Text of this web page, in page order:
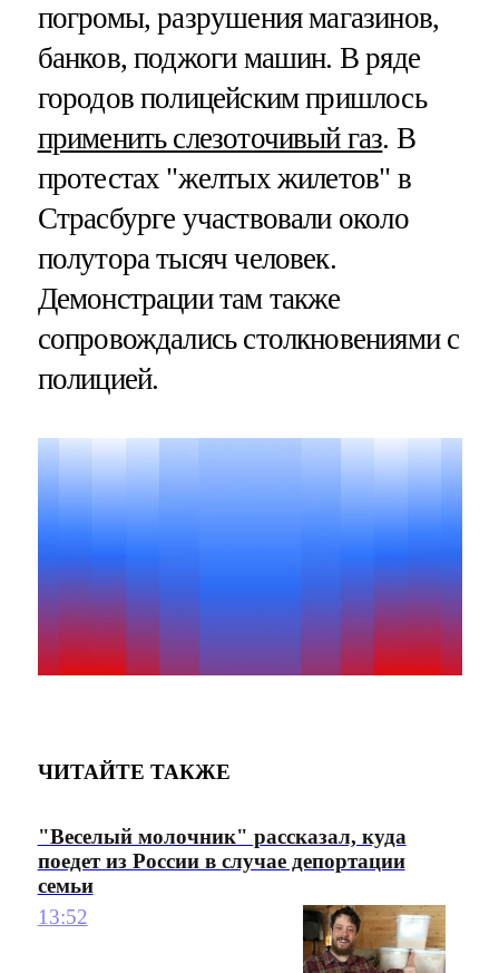
погромы, разрушения магазинов,
банков, поджоги машин. В ряде
городов полицейским пришлось
применить слезоточивый газ. В
протестах "желтых жилетов" в
Страсбурге участвовали около
полутора тысяч человек.
Демонстрации там также
сопровождались столкновениями с
полицией.
ЧИТАЙТЕ ТАКЖЕ
"Веселый молочник" рассказал, куда
поедет из России в случае депортации
семьи
13:52